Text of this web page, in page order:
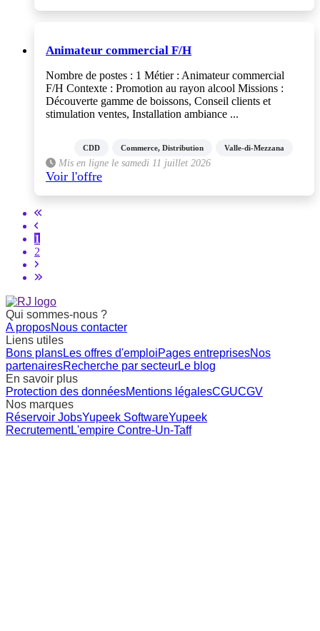
Animateur commercial F/H
Nombre de postes : 1 Métier : Animateur commercial
F/H Contexte : Promotion au rayon alcool Missions :
Découverte gamme de boissons, Conseil clients et
stimulation ventes, Installation ambiance ...
CDD Commerce, Distribution Valle-di-Mezzana
Mis en ligne le samedi 11 juillet 2026
Voir l'offre
1
2
Qui sommes-nous ?
A proposNous contacter
Liens utiles
Bons plansLes offres d'emploiPages entreprisesNos
partenairesRecherche par secteurLe blog
En savoir plus
Protection des donnéesMentions légalesCGUCGV
Nos marques
Réservoir JobsYupeek SoftwareYupeek
RecrutementL'empire Contre-Un-Taff